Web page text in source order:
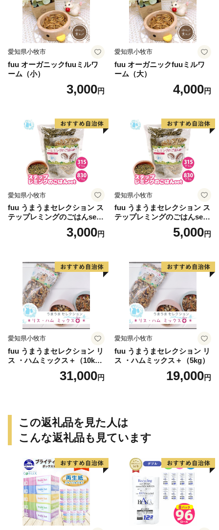
愛知県小牧市
fuu オーガニックfuuミルワ
ーム（小）
3,000円
愛知県小牧市
fuu オーガニックfuuミルワ
ーム（大）
4,000円
愛知県小牧市
fuu うまうまセレクション ス
テップレミングのごはんset
3,000円
愛知県小牧市
fuu うまうまセレクション ス
テップレミングのごはんset
5,000円
愛知県小牧市
fuu うまうまセレクション リ
ス ・ハムミックス＋（10k
31,000円
愛知県小牧市
fuu うまうまセレクション リ
ス ・ハムミックス＋（5kg）
19,000円
この返礼品を見た人は
こんな返礼品も見ています